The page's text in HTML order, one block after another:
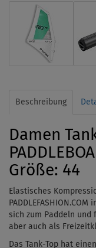
Beschreibung
Damen
Größe: 44
Elastisches
sich zum Paddeln
aber auch als
Das Tank-Top hat